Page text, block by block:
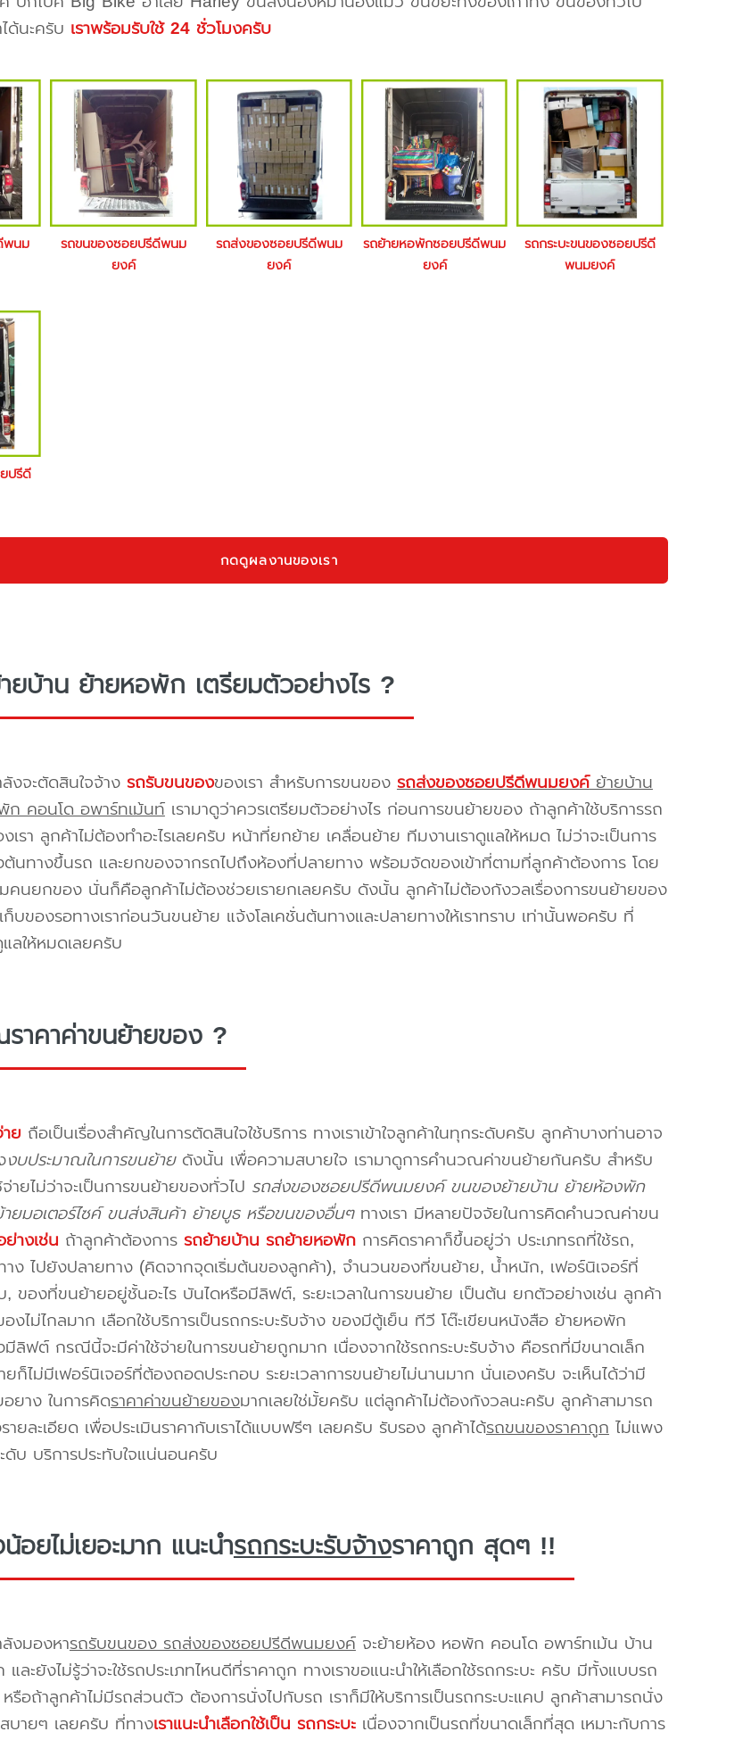
ได้นะครับ เราพร้อมรับใช้ 24 ชั่วโมงครับ
พนม
รถขนของซอยปรีดีพนม
ยงค์
รถส่งของซอยปรีดีพนม
ยงค์
รถย้ายหอพักซอยปรีดีพนม
ยงค์
รถกระบะขนของซอยปรีดี
พนมยงค์
ปรีดี
กดดูผลงานของเรา
ยบ้าน ย้ายหอพัก เตรียมตัวอย่างไร ?
งจะตัดสินใจจ้าง รถรับขนของของเรา สำหรับการขนของ รถส่งของซอยปรีดีพนมยงค์ย้ายบ้าน
คอนโด อพาร์ทเม้นท์เรามาดูว่าควรเตรียมตัวอย่างไร ก่อนการขนย้ายของ ถ้าลูกค้าใช้บริการรถ
เรา ลูกค้าไม่ต้องทำอะไรเลยครับ หน้าที่ยกย้าย เคลื่อนย้าย ทีมงานเราดูแลให้หมด ไม่ว่าจะเป็นการ
นทางขึ้นรถ และยกของจากรถไปถึงห้องที่ปลายทาง พร้อมจัดของเข้าที่ตามที่ลูกค้าต้องการ โดย
มคนยกของ นั่นก็คือลูกค้าไม่ต้องช่วยเรายกเลยครับ ดังนั้น ลูกค้าไม่ต้องกังวลเรื่องการขนย้ายของ
บของรอทางเราก่อนวันขนย้าย แจ้งโลเคชั่นต้นทางและปลายทางให้เราทราบ เท่านั้นพอครับ ที่
ลให้หมดเลยครับ
าคาค่าขนย้ายของ ?
ย ถือเป็นเรื่องสำคัญในการตัดสินใจใช้บริการ ทางเราเข้าใจลูกค้าในทุกระดับครับ ลูกค้าบางท่านอาจ
งบประมาณในการขนย้ายดังนั้น เพื่อความสบายใจ เรามาดูการคำนวณค่าขนย้ายกันครับ สำหรับ
ายไม่ว่าจะเป็นการขนย้ายของทั่วไป รถส่งของซอยปรีดีพนมยงค์ ขนของย้ายบ้าน ย้ายห้องพัก
ยมอเตอร์ไซค์ ขนส่งสินค้า ย้ายบูธ หรือขนของอื่นๆทางเรา มีหลายปัจจัยในการคิดคำนวณค่าขน
างเช่น ถ้าลูกค้าต้องการ รถย้ายบ้าน รถย้ายหอพักการคิดราคาก็ขึ้นอยู่ว่า ประเภทรถที่ใช้รถ,
าง ไปยังปลายทาง (คิดจากจุดเริ่มต้นของลูกค้า), จำนวนของที่ขนย้าย, น้ำหนัก, เฟอร์นิเจอร์ที่
ของที่ขนย้ายอยู่ชั้นอะไร บันไดหรือมีลิฟต์, ระยะเวลาในการขนย้าย เป็นต้น ยกตัวอย่างเช่น ลูกค้า
งไม่ไกลมาก เลือกใช้บริการเป็นรถกระบะรับจ้าง ของมีตู้เย็น ทีวี โต๊ะเขียนหนังสือ ย้ายหอพัก
ลิฟต์ กรณีนี้จะมีค่าใช้จ่ายในการขนย้ายถูกมาก เนื่องจากใช้รถกระบะรับจ้าง คือรถที่มีขนาดเล็ก
ไม่มีเฟอร์นิเจอร์ที่ต้องถอดประกอบ ระยะเวลาการขนย้ายไม่นานมาก นั่นเองครับ จะเห็นได้ว่ามี
อยาง ในการคิดราคาค่าขนย้ายของมากเลยใช่มั้ยครับ แต่ลูกค้าไม่ต้องกังวลนะครับ ลูกค้าสามารถ
ายละเอียด เพื่อประเมินราคากับเราได้แบบฟรีๆ เลยครับ รับรอง ลูกค้าได้รถขนของราคาถูกไม่แพง
ดับ บริการประทับใจแน่นอนครับ
อยไม่เยอะมาก แนะนำรถกระบะรับจ้างราคาถูก สุดๆ !!
งมองหารถรับขนของ รถส่งของซอยปรีดีพนมยงค์จะย้ายห้อง หอพัก คอนโด อพาร์ทเม้น บ้าน
และยังไม่รู้ว่าจะใช้รถประเภทไหนดีที่ราคาถูก ทางเราขอแนะนำให้เลือกใช้รถกระบะ ครับ มีทั้งแบบรถ
รือถ้าลูกค้าไม่มีรถส่วนตัว ต้องการนั่งไปกับรถ เราก็มีให้บริการเป็นรถกระบะแคป ลูกค้าสามารถนั่ง
บายๆ เลยครับ ที่ทางเราแนะนำเลือกใช้เป็น รถกระบะเนื่องจากเป็นรถที่ขนาดเล็กที่สุด เหมาะกับการ